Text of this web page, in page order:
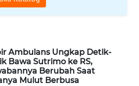
Ambulans Ungkap Detik-
Bawa Sutrimo ke RS,
Berubah Saat
Mulut Berbusa